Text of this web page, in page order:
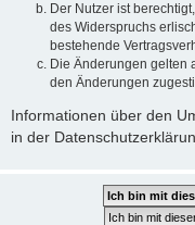
Der Nutzer ist
des Widerspruchs
bestehende
Die Änderungen gelten
den Änderungen
Informationen über den
in der